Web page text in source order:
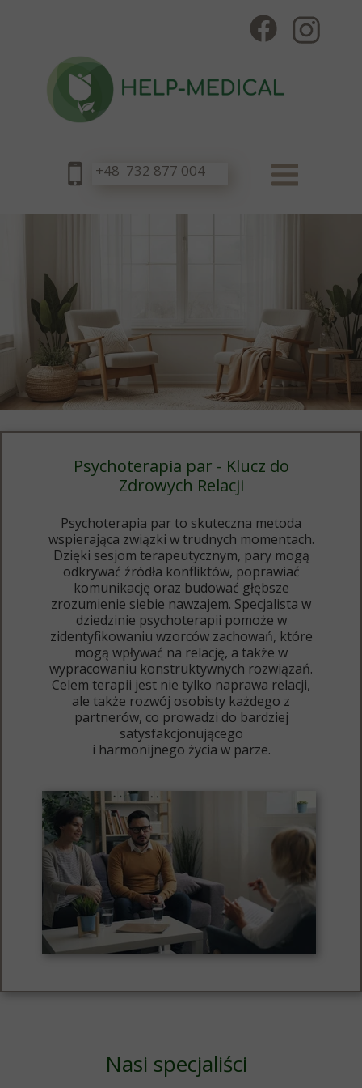
Nasi specjaliści
Psychoterapia par - Klucz do
Zdrowych Relacji
Psychoterapia par to skuteczna metoda
wspierająca związki w trudnych momentach.
Dzięki sesjom terapeutycznym, pary mogą
odkrywać źródła konfliktów, poprawiać
komunikację oraz budować głębsze
zrozumienie siebie nawzajem. Specjalista w
dziedzinie psychoterapii pomoże w
zidentyfikowaniu wzorców zachowań, które
mogą wpływać na relację, a także w
wypracowaniu konstruktywnych rozwiązań.
Celem terapii jest nie tylko naprawa relacji,
ale także rozwój osobisty każdego z
partnerów, co prowadzi do bardziej
satysfakcjonującego
i harmonijnego życia w parze.
+48 732 877 004